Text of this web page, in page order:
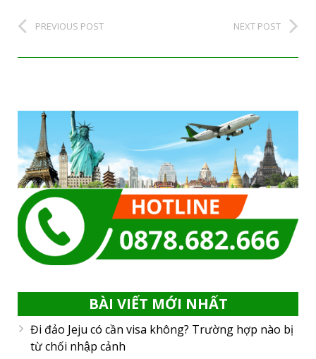
PREVIOUS POST NEXT POST
BÀI VIẾT MỚI NHẤT
Đi đảo Jeju có cần visa không? Trường hợp nào bị
từ chối nhập cảnh